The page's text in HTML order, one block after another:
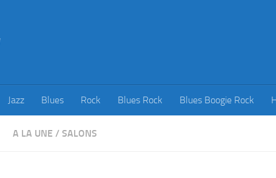
Jazz Blues Rock Blues Rock Blues Boogie Rock
A LA UNE / SALONS